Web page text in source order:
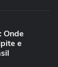
Onde
e